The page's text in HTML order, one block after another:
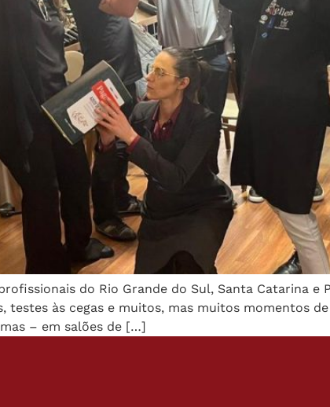
do Rio Grande do Sul, Santa Catarina
testes às cegas e muitos, mas muitos momentos
– em salões de […]